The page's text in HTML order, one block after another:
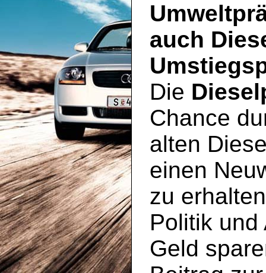
auch
Die
Chance
alten
einen
zu
Politik
Geld